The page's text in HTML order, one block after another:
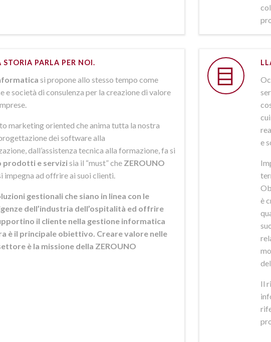
STORIA PARLA PER NOI.
si propone allo stesso tempo come
e società di consulenza per la creazione di valore
marketing oriented che anima tutta la nostra
dei software alla
dall’assistenza tecnica alla formazione, fa si
prodotti e servizisia il “must” che ZEROUNO
impegna ad offrire ai suoi clienti.
gestionali che siano in linea con le
dell’industria dell’ospitalità ed offrire
il cliente nella gestione informatica
è il principale obiettivo. Creare valore nelle
è la missione della ZEROUNO
e
è
Il